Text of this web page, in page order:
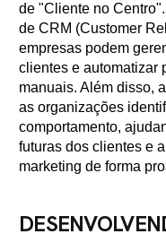
de "Cliente no
de CRM (Customer
empresas podem
clientes e automatizar
manuais. Além disso,
as organizações
comportamento,
futuras dos clientes e
marketing de forma